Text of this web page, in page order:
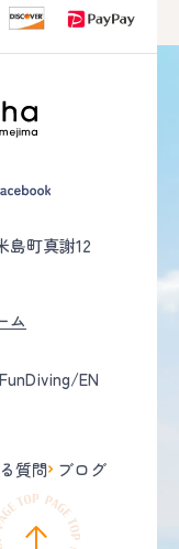
島町真謝12
ム
FunDiving/EN
質問 ブログ